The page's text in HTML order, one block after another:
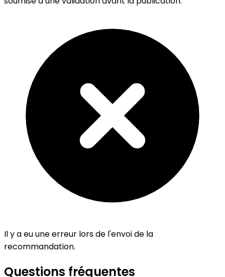
Il y a eu une erreur lors de l'envoi de la
recommandation.
Questions fréquentes